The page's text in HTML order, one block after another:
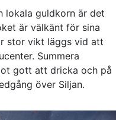
lokala guldkorn är det
är välkänt för sina
stor vikt läggs vid att
Summera
gott att dricka och på
över Siljan.